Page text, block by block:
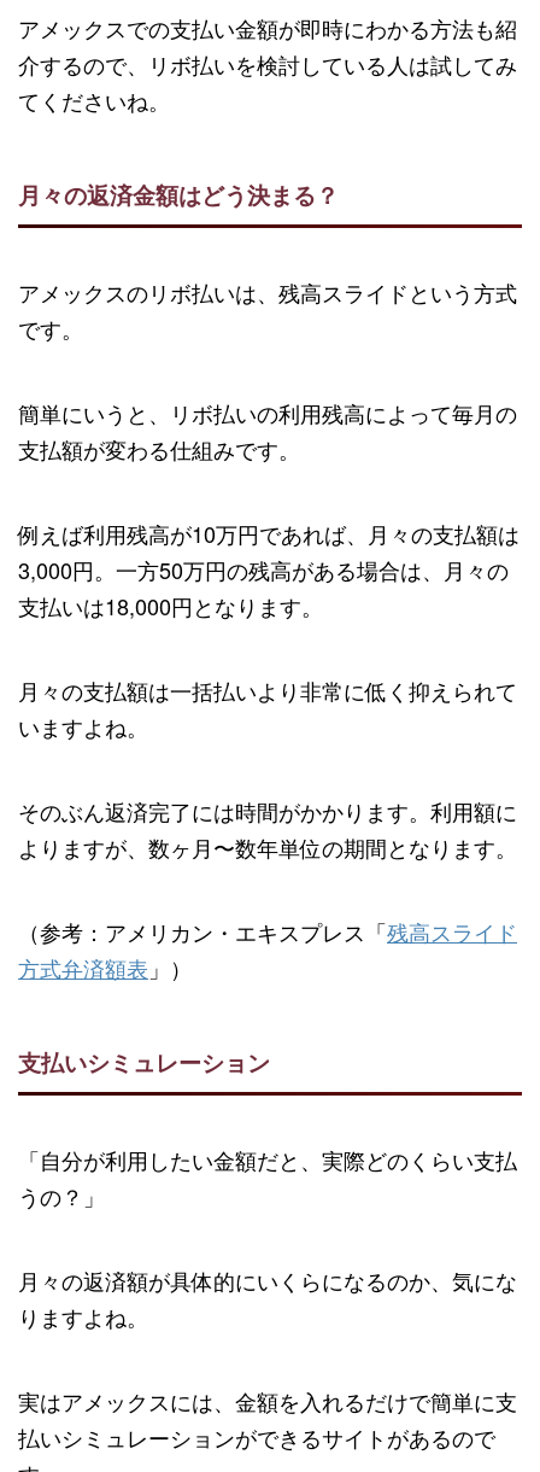
アメックスでの支払い金額が即時にわかる方法も紹
介するので、リボ払いを検討している人は試してみ
てくださいね。
月々の返済金額はどう決まる？
アメックスのリボ払いは、残高スライドという方式
です。
簡単にいうと、リボ払いの利用残高によって毎月の
支払額が変わる仕組みです。
例えば利用残高が10万円であれば、月々の支払額は
3,000円。一方50万円の残高がある場合は、月々の
支払いは18,000円となります。
月々の支払額は一括払いより非常に低く抑えられて
いますよね。
そのぶん返済完了には時間がかかります。利用額に
よりますが、数ヶ月〜数年単位の期間となります。
（参考：アメリカン・エキスプレス「残高スライド
方式弁済額表 」）
支払いシミュレーション
「自分が利用したい金額だと、実際どのくらい支払
うの？」
月々の返済額が具体的にいくらになるのか、気にな
りますよね。
実はアメックスには、金額を入れるだけで簡単に支
払いシミュレーションができるサイトがあるので